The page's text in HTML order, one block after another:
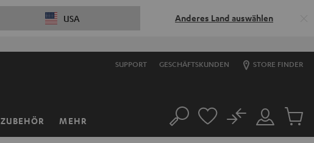
USA Anderes Land auswählen
SUPPORT GESCHÄFTSKUNDEN STORE FINDER
ZUBEHÖR MEHR Suche
Mein
Konto
No
Artikel